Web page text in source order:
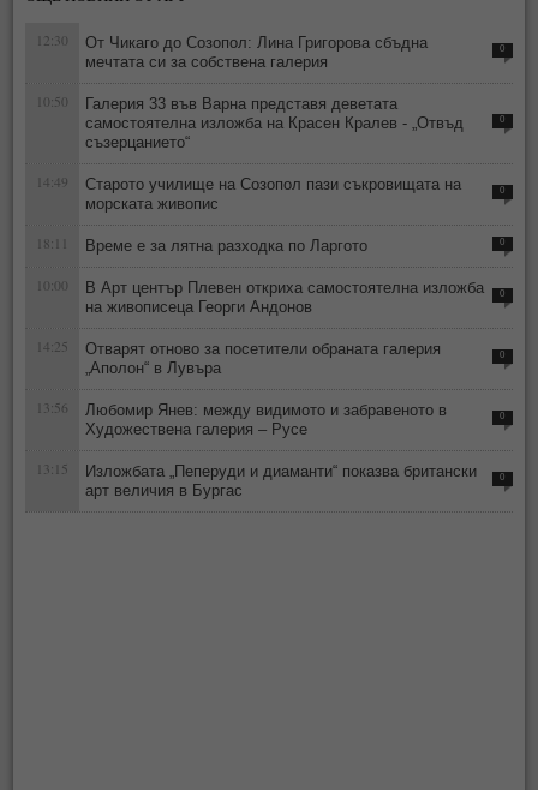
12:30
От Чикаго до Созопол: Лина Григорова сбъдна
мечтата си за собствена галерия
0
10:50
Галерия 33 във Варна представя деветата
самостоятелна изложба на Красен Кралев - „Отвъд
съзерцанието“
0
14:49
Старото училище на Созопол пази съкровищата на
морската живопис
0
18:11 Време е за лятна разходка по Ларгото 0
10:00
В Арт център Плевен откриха самостоятелна изложба
на живописеца Георги Андонов
0
14:25
Отварят отново за посетители обраната галерия
„Аполон“ в Лувъра
0
13:56
Любомир Янев: между видимото и забравеното в
Художествена галерия – Русе
0
13:15
Изложбата „Пеперуди и диаманти“ показва британски
арт величия в Бургас
0